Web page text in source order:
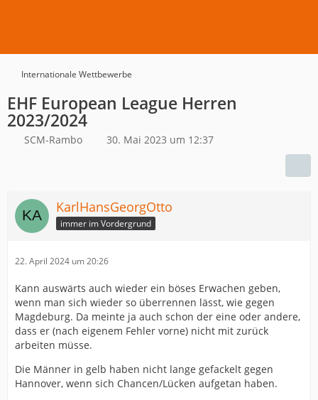
Internationale Wettbewerbe
EHF European League Herren
2023/2024
SCM-Rambo 30. Mai 2023 um 12:37
KarlHansGeorgOtto
immer im Vordergrund
22. April 2024 um 20:26
Kann auswärts auch wieder ein böses Erwachen geben,
wenn man sich wieder so überrennen lässt, wie gegen
Magdeburg. Da meinte ja auch schon der eine oder andere,
dass er (nach eigenem Fehler vorne) nicht mit zurück
arbeiten müsse.
Die Männer in gelb haben nicht lange gefackelt gegen
Hannover, wenn sich Chancen/Lücken aufgetan haben.